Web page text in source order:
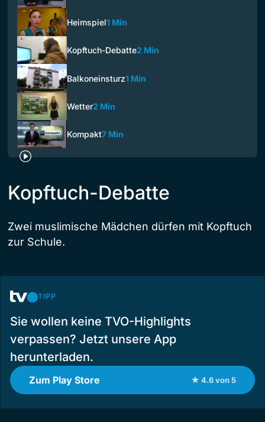
Heimspiel1 Min
Kopftuch-Debatte2 Min
Balkoneinsturz1 Min
Wetter2 Min
Kompakt7 Min
Kopftuch-Debatte
Zwei muslimische Mädchen dürfen mit Kopftuch
zur Schule.
TIPP
Sie wollen keine TVO-Highlights
verpassen? Jetzt unsere App
herunterladen.
Zum Play Store ★ 4.6 von 5